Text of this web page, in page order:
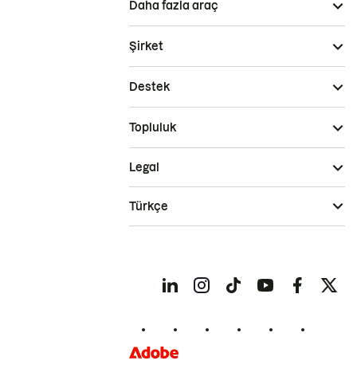
Daha fazla araç
Şirket
Destek
Topluluk
Legal
Türkçe